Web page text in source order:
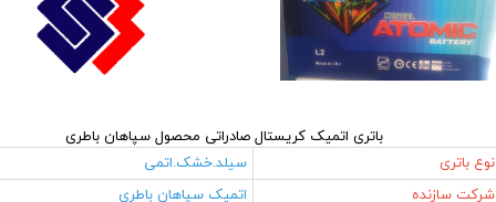
باتری اتمیک کریستال صادراتی محصول سپاهان باطری
نوع باتری
سیلد.خشک.اتمی
شرکت سازنده
اتمیک سپاهان باطری